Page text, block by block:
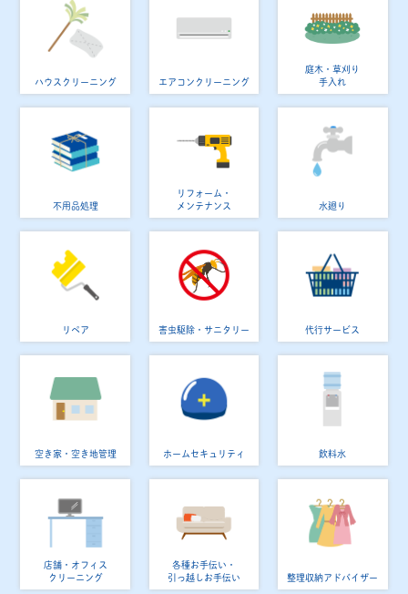
ハウスクリーニング エアコンクリーニング
庭木・草刈り
手入れ
不用品処理
リフォーム・
メンテナンス
水廻り
リペア 害虫駆除・サニタリー 代行サービス
空き家・空き地管理 ホームセキュリティ 飲料水
店舗・オフィス
クリーニング
各種お手伝い・
引っ越しお手伝い
整理収納アドバイザー